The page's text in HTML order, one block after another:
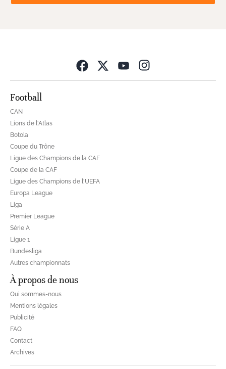
Football
CAN
Lions de l'Atlas
Botola
Coupe du Trône
Ligue des Champions de la CAF
Coupe de la CAF
Ligue des Champions de l'UEFA
Europa League
Liga
Premier League
Série A
Ligue 1
Bundesliga
Autres championnats
À propos de nous
Qui sommes-nous
Mentions légales
Publicité
FAQ
Contact
Archives